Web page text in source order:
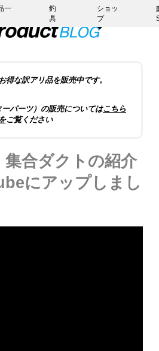
一
釣
具
ショッ
プ
得な訳アリ品を販売中です。
パーツ）の販売についてはこちら
をご覧ください
集合ダクトの紹介
にアップしまし